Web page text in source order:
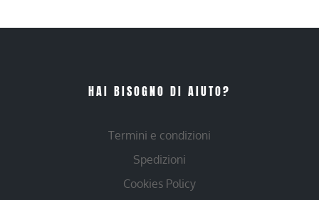
HAI BISOGNO DI AIUTO?
Termini e condizioni
Spedizioni
Cookies Policy